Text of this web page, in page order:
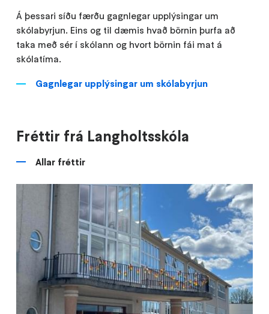
Á þessari síðu færðu gagnlegar upplýsingar um
skólabyrjun. Eins og til dæmis hvað börnin þurfa að
taka með sér í skólann og hvort börnin fái mat á
skólatíma.
Gagnlegar upplýsingar um skólabyrjun
Fréttir frá Langholtsskóla
Allar fréttir